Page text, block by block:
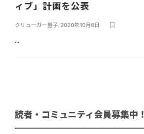
ィブ」計画を公表
クリューガー量子 2020年10月6日
...
読者・コミュニティ会員募集中！